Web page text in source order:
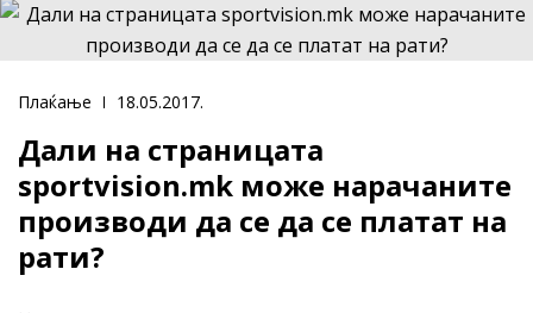
Плаќање 18.05.2017.
Дали на страницата
sportvision.mk може нарачаните
производи да се да се платат на
рати?